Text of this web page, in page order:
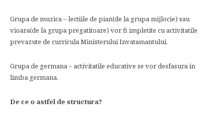
Grupa de muzica – lectiile de pian(de la grupa mijlocie) sau
vioara(de la grupa pregatitoare) vor fi impletite cu activitatile
prevazute de curricula Ministerului Invatamantului.
Grupa de germana – activitatile educative se vor desfasura in
limba germana.
De ce o astfel de structura?